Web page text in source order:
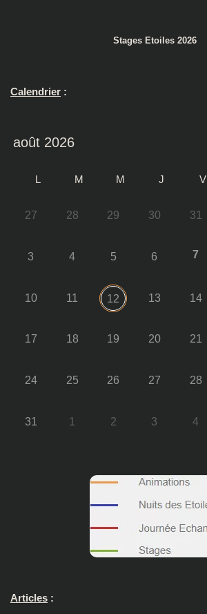
Stages Etoiles 2026
Calendrier :
L M M J V
27 28 29 30 31
3 4 5 6 7
10 11 12 13 14
17 18 19 20 21
24 25 26 27 28
31 1 2 3 4
Articles :